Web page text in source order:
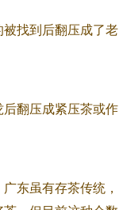
找到后翻压成了老
翻压成紧压茶或作
东虽有存茶传统，